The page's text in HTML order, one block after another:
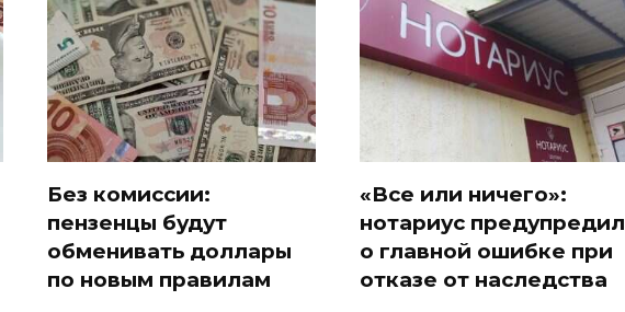
Без комиссии:
пензенцы будут
обменивать доллары
по новым правилам
«Все или ничего»:
нотариус предупредил
о главной ошибке при
отказе от наследства